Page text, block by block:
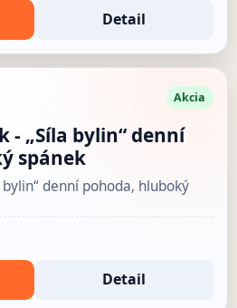
Detail
Akcia
- „Síla bylin“ denní
spánek
denní pohoda, hluboký
Detail